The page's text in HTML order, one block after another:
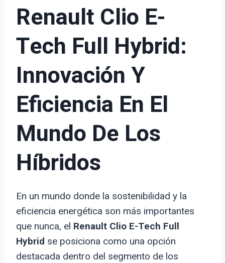
Renault Clio E-
Tech Full Hybrid:
Innovación Y
Eficiencia En El
Mundo De Los
Híbridos
En un mundo donde la sostenibilidad y la
eficiencia energética son más importantes
que nunca, el Renault Clio E-Tech Full
Hybrid se posiciona como una opción
destacada dentro del segmento de los